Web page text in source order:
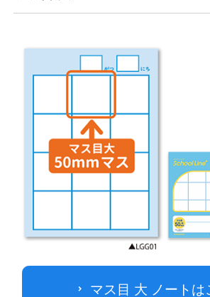
マス目 大 ノートは